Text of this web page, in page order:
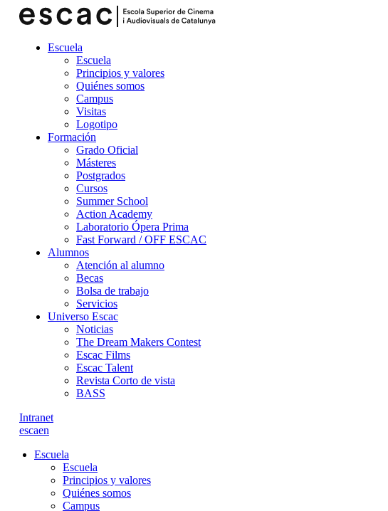
Escuela
Escuela
Principios y valores
Quiénes somos
Campus
Visitas
Logotipo
Formación
Grado Oficial
Másteres
Postgrados
Cursos
Summer School
Action Academy
Laboratorio Ópera Prima
Fast Forward / OFF ESCAC
Alumnos
Atención al alumno
Becas
Bolsa de trabajo
Servicios
Universo Escac
Noticias
The Dream Makers Contest
Escac Films
Escac Talent
Revista Corto de vista
BASS
Intranet
escaen
Escuela
Escuela
Principios y valores
Quiénes somos
Campus